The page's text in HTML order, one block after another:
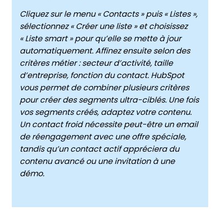
Cliquez sur le menu « Contacts » puis « Listes »,
sélectionnez « Créer une liste » et choisissez
« Liste smart » pour qu’elle se mette à jour
automatiquement. Affinez ensuite selon des
critères métier : secteur d’activité, taille
d’entreprise, fonction du contact. HubSpot
vous permet de combiner plusieurs critères
pour créer des segments ultra-ciblés. Une fois
vos segments créés, adaptez votre contenu.
Un contact froid nécessite peut-être un email
de réengagement avec une offre spéciale,
tandis qu’un contact actif appréciera du
contenu avancé ou une invitation à une
démo.